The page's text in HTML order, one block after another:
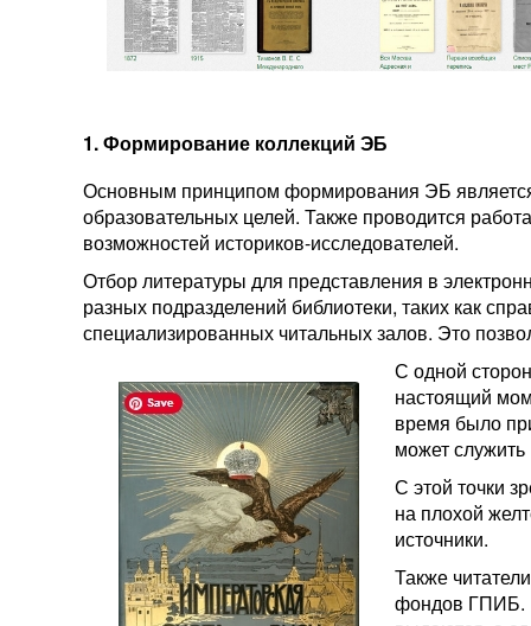
1. Формирование коллекций ЭБ
Основным принципом формирования ЭБ является
образовательных целей. Также проводится
возможностей историков-исследователей.
Отбор литературы для представления в
разных подразделений библиотеки, таких как
специализированных читальных залов. Это
С одной
настоящий
время было
может
С этой точки
на плохой
источники.
Также
фондов ГПИБ.